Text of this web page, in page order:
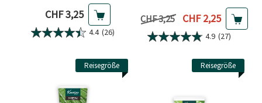
Aktueller Preis
CHF 3,25
4.4 (26)
Vorheriger Preis
CHF 3,25 Aktueller Preis
CHF 2,25
4.9 (27)
Reisegröße Reisegröße